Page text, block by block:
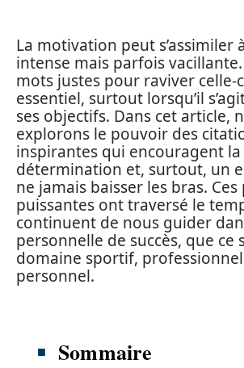
La motivation peut s’assimiler
intense mais parfois
mots justes pour raviver celle-
essentiel, surtout lorsqu’il
ses objectifs. Dans cet article,
explorons le pouvoir des
inspirantes qui encouragent la
détermination et, surtout, un
ne jamais baisser les bras. Ces
puissantes ont traversé le
continuent de nous guider
personnelle de succès, que ce
domaine sportif,
personnel.
Sommaire